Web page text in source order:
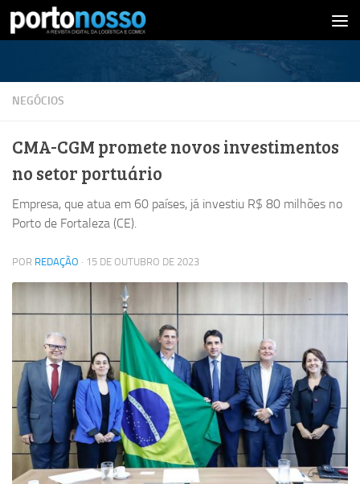
Skip to content
NEGÓCIOS
CMA-CGM promete novos investimentos
no setor portuário
Empresa, que atua em 60 países, já investiu R$ 80 milhões no
Porto de Fortaleza (CE).
POR REDAÇÃO · 15 DE OUTUBRO DE 2023